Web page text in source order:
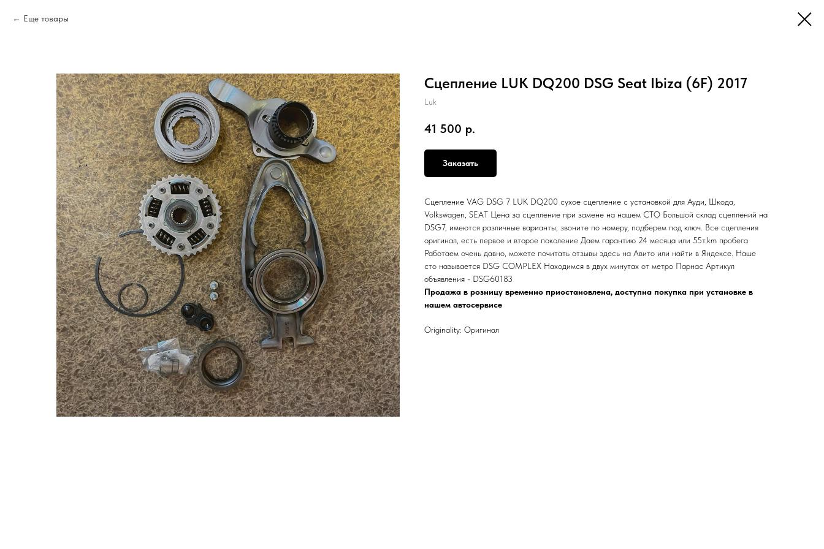
Еще товары
Сцепление LUK DQ200 DSG Seat Ibiza (6F) 2017
Luk
41 500 р.
Заказать
Сцепление VAG DSG 7 LUK DQ200 сухое сцепление с установкой для Ауди, Шкода,
Volkswagen, SEAT Цена за сцепление при замене на нашем СТО Большой склад сцеплений на
DSG7, имеются различные варианты, звоните по номеру, подберем под ключ. Все сцепления
оригинал, есть первое и второе поколение Даем гарантию 24 месяца или 55т.km пробега
Работаем очень давно, можете почитать отзывы здесь на Авито или найти в Яндексе. Наше
сто называется DSG COMPLEX Находимся в двух минутах от метро Парнас Артикул
объявления - DSG60183
Продажа в розницу временно приостановлена, доступна покупка при установке в
нашем автосервисе
Originality: Оригинал